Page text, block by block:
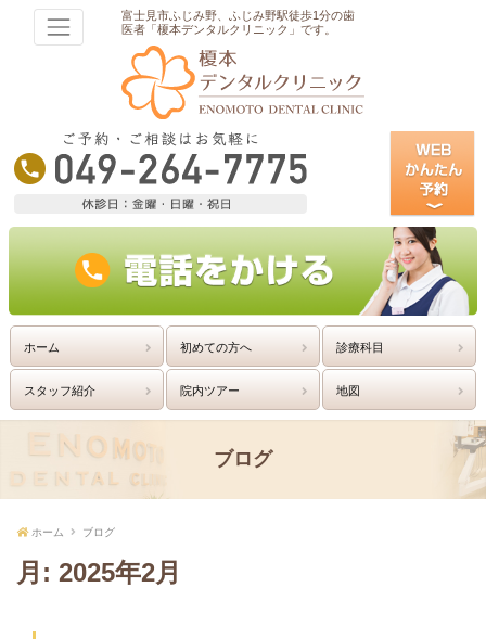
富士見市ふじみ野、ふじみ野駅徒歩1分の歯
医者「榎本デンタルクリニック」です。
ホーム 初めての方へ 診療科目
スタッフ紹介 院内ツアー 地図
ブログ
ホーム ブログ
月: 2025年2月